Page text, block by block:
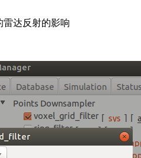
雷达反射的影响